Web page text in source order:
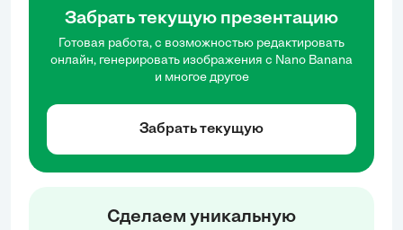
Забрать текущую презентацию
Готовая работа, с возможностью редактировать
онлайн, генерировать изображения с Nano Banana
и многое другое
Забрать текущую
Сделаем уникальную